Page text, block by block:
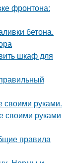
фронтона:
бетона.
шкаф для
своими руками.
своими руками
правила